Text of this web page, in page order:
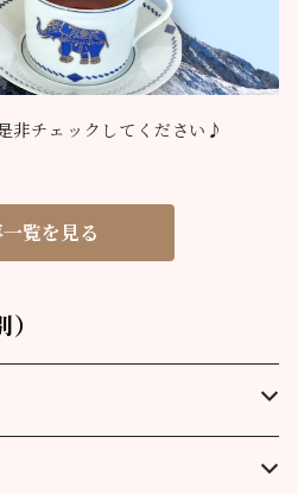
非チェックしてください♪
覧を見る